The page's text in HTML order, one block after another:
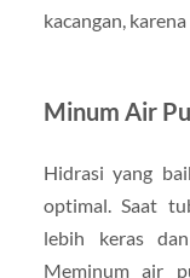
kacangan,
Minum Air
Hidrasi yang
optimal. Saat
lebih keras
Meminum air